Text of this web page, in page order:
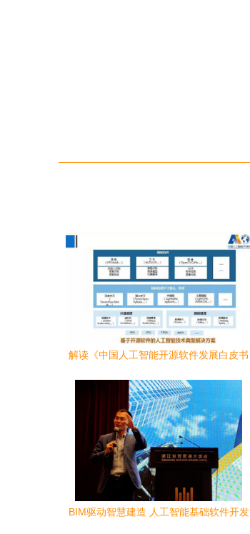
解读《中国人工智能开源软件发展白皮书
与机遇
BIM驱动智慧建造 人工智能基础软件开发